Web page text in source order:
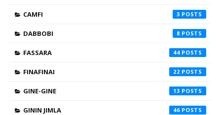
CAMFI 3
DABBOBI 8
FASSARA 44
FINAFINAI 22
GINE-GINE 13
GININ JIMLA 46